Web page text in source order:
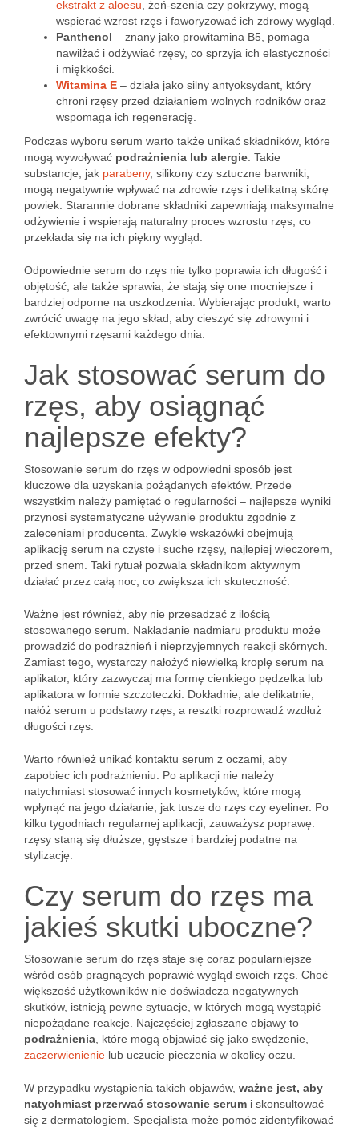
ekstrakt z aloesu , żeń-szenia czy pokrzywy, mogą
wspierać wzrost rzęs i faworyzować ich zdrowy wygląd.
Panthenol – znany jako prowitamina B5, pomaga
nawilżać i odżywiać rzęsy, co sprzyja ich elastyczności
i miękkości.
Witamina E – działa jako silny antyoksydant, który
chroni rzęsy przed działaniem wolnych rodników oraz
wspomaga ich regenerację.
Podczas wyboru serum warto także unikać składników, które
mogą wywoływać podrażnienia lub alergie . Takie
substancje, jak parabeny, silikony czy sztuczne barwniki,
mogą negatywnie wpływać na zdrowie rzęs i delikatną skórę
powiek. Starannie dobrane składniki zapewniają maksymalne
odżywienie i wspierają naturalny proces wzrostu rzęs, co
przekłada się na ich piękny wygląd.
Odpowiednie serum do rzęs nie tylko poprawia ich długość i
objętość, ale także sprawia, że stają się one mocniejsze i
bardziej odporne na uszkodzenia. Wybierając produkt, warto
zwrócić uwagę na jego skład, aby cieszyć się zdrowymi i
efektownymi rzęsami każdego dnia.
Jak stosować serum do
rzęs, aby osiągnąć
najlepsze efekty?
Stosowanie serum do rzęs w odpowiedni sposób jest
kluczowe dla uzyskania pożądanych efektów. Przede
wszystkim należy pamiętać o regularności – najlepsze wyniki
przynosi systematyczne używanie produktu zgodnie z
zaleceniami producenta. Zwykle wskazówki obejmują
aplikację serum na czyste i suche rzęsy, najlepiej wieczorem,
przed snem. Taki rytuał pozwala składnikom aktywnym
działać przez całą noc, co zwiększa ich skuteczność.
Ważne jest również, aby nie przesadzać z ilością
stosowanego serum. Nakładanie nadmiaru produktu może
prowadzić do podrażnień i nieprzyjemnych reakcji skórnych.
Zamiast tego, wystarczy nałożyć niewielką kroplę serum na
aplikator, który zazwyczaj ma formę cienkiego pędzelka lub
aplikatora w formie szczoteczki. Dokładnie, ale delikatnie,
nałóż serum u podstawy rzęs, a resztki rozprowadź wzdłuż
długości rzęs.
Warto również unikać kontaktu serum z oczami, aby
zapobiec ich podrażnieniu. Po aplikacji nie należy
natychmiast stosować innych kosmetyków, które mogą
wpłynąć na jego działanie, jak tusze do rzęs czy eyeliner. Po
kilku tygodniach regularnej aplikacji, zauważysz poprawę:
rzęsy staną się dłuższe, gęstsze i bardziej podatne na
stylizację.
Czy serum do rzęs ma
jakieś skutki uboczne?
Stosowanie serum do rzęs staje się coraz popularniejsze
wśród osób pragnących poprawić wygląd swoich rzęs. Choć
większość użytkowników nie doświadcza negatywnych
skutków, istnieją pewne sytuacje, w których mogą wystąpić
niepożądane reakcje. Najczęściej zgłaszane objawy to
podrażnienia , które mogą objawiać się jako swędzenie,
zaczerwienienie lub uczucie pieczenia w okolicy oczu.
W przypadku wystąpienia takich objawów, ważne jest, aby
natychmiast przerwać stosowanie serum i skonsultować
się z dermatologiem. Specjalista może pomóc zidentyfikować